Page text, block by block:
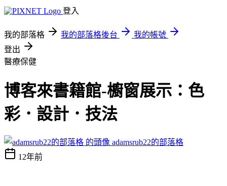
登入
我的部落格 我的部落格後台
我的帳號
登出
醫療保健
博客來書籍館-櫥窗展示：色
彩．設計．技法
adamsrub22的部落格
12年前